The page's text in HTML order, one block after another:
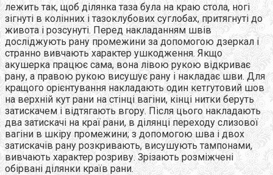
лежить так, щоб ділянка таза була на краю стола, ногі
зігнуті в колінних і тазоклубових суглобах, притягнуті до
живота і розсунуті. Перед накладанням швів
досліджують рану промежини за допомогою дзеркал і
странно вивчають характер ушкодження. Якщо
акушерка працює сама, вона лівою рукою відкриває
рану, а правою рукою висушує рану і накладає шви. Для
кращого орієнтування накладають один кетгутовий шов
на верхній кут рани на стінці вагіни, кінці нитки беруть
затискачем і відтягають вгору. Після цього накладають
два затискачі на краї рани, в ділянці переходу слизової
вагіни в шкіру промежини; з допомогою шва і двох
затискачів рану розкривають, висушують тампонами,
вивчають характер розриву. Зрізають розміжчені
обірвані ділянки країв рани.